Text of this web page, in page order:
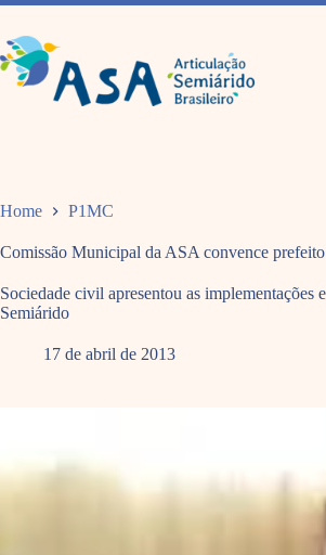
Pular
o
conteúdo
Home P1MC
Comissão Municipal da ASA convence
Sociedade civil apresentou as
Semiárido
17 de abril de 2013